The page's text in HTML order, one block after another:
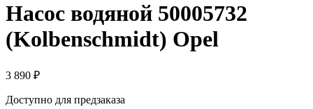
Насос водяной 50005732
(Kolbenschmidt) Opel
3 890 ₽
Доступно для предзаказа